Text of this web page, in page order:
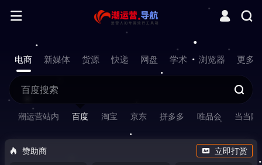
电商 新媒体 货源 快递 网盘 学术 浏览器 更多
潮运营站内 百度 淘宝 京东 拼多多 唯品会 当当网
赞助商
立即打赏